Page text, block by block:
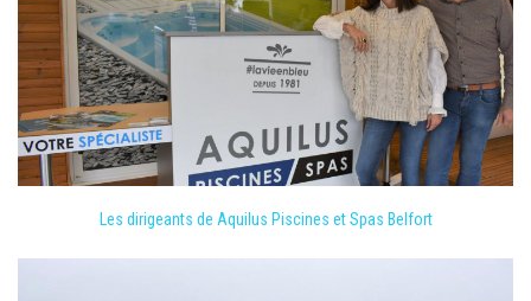
Les dirigeants de Aquilus Piscines et Spas Belfort